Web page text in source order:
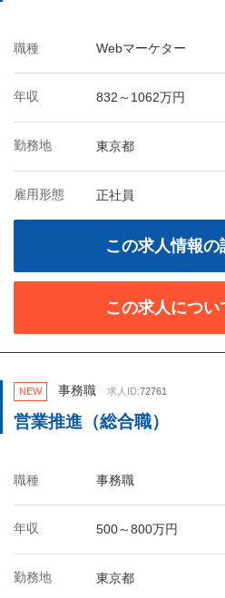
職種 Webマーケター
年収 832～1062万円
勤務地 東京都
雇用形態 正社員
この求人情報の
この求人につい
NEW 事務職 求人ID:72761
営業推進（総合職）
職種 事務職
年収 500～800万円
勤務地 東京都